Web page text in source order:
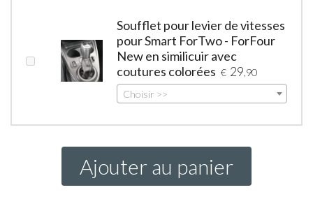
Soufflet pour levier de vitesses
pour Smart ForTwo - ForFour
New en similicuir avec
coutures colorées € 29 ,90
Choisir >>
Ajouter au panier